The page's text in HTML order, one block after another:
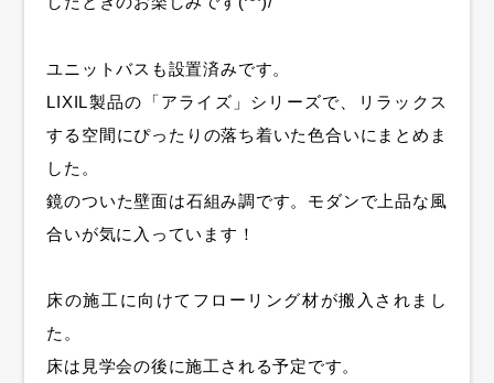
ユニットバスも設置済みです。
LIXIL製品の「アライズ」シリーズで、リラックス
する空間にぴったりの落ち着いた色合いにまとめま
した。
鏡のついた壁面は石組み調です。モダンで上品な風
合いが気に入っています！
床の施工に向けてフローリング材が搬入されまし
た。
床は見学会の後に施工される予定です。